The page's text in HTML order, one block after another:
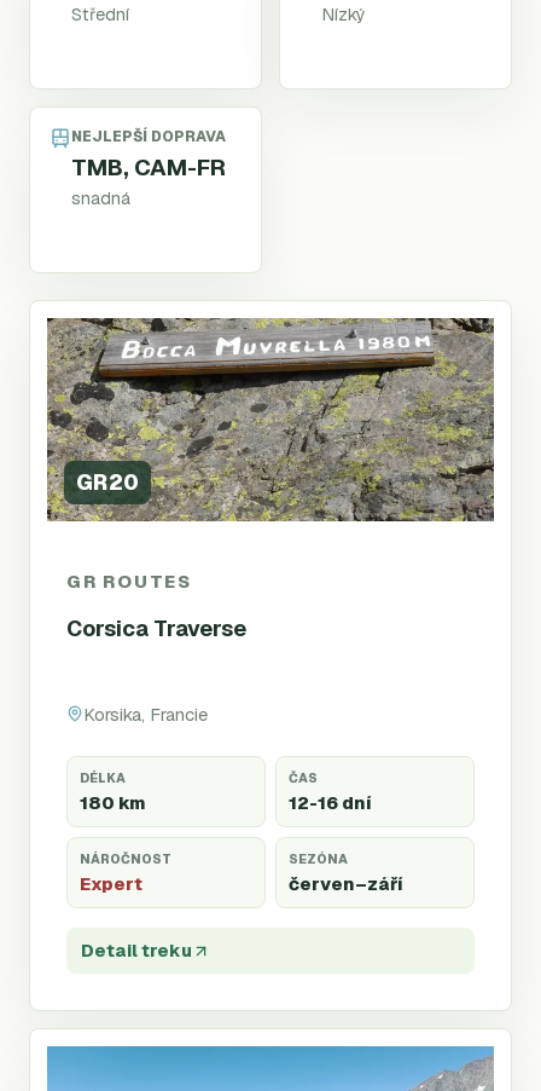
Střední Nízký
NEJLEPŠÍ DOPRAVA
TMB, CAM-FR
snadná
GR20
GR ROUTES
Corsica Traverse
Korsika, Francie
DÉLKA
180 km
ČAS
12-16 dní
NÁROČNOST
Expert
SEZÓNA
červen–září
Detail treku